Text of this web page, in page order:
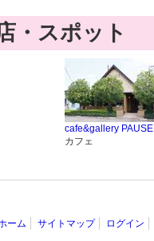
・スポット
cafe&gallery PAUSE
カフェ
ーム サイトマップ ログイン